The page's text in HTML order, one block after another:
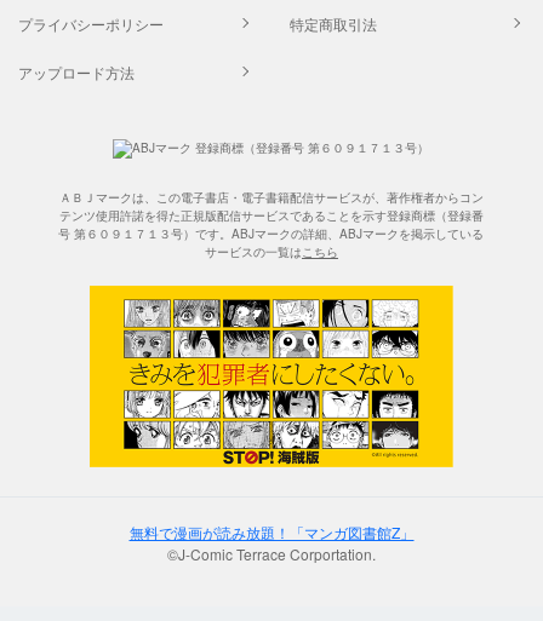
プライバシーポリシー 特定商取引法
アップロード方法
ＡＢＪマークは、この電子書店・電子書籍配信サービスが、著作権者からコン
テンツ使用許諾を得た正規版配信サービスであることを示す登録商標（登録番
号 第６０９１７１３号）です。ABJマークの詳細、ABJマークを掲示している
サービスの一覧はこちら
無料で漫画が読み放題！「マンガ図書館Z」
©J-Comic Terrace Corportation.